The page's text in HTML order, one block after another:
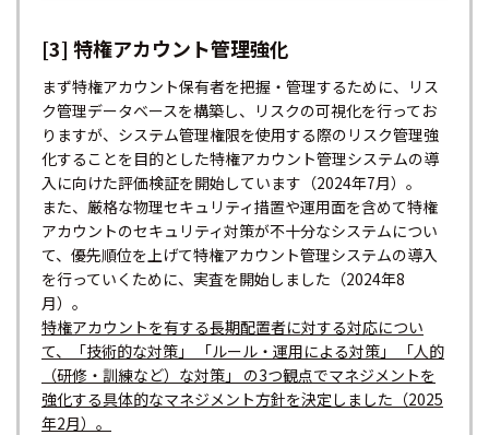
[3] 特権アカウント管理強化
まず特権アカウント保有者を把握・管理するために、リス
ク管理データベースを構築し、リスクの可視化を行ってお
りますが、システム管理権限を使用する際のリスク管理強
化することを目的とした特権アカウント管理システムの導
入に向けた評価検証を開始しています（2024年7月）。
また、厳格な物理セキュリティ措置や運用面を含めて特権
アカウントのセキュリティ対策が不十分なシステムについ
て、優先順位を上げて特権アカウント管理システムの導入
を行っていくために、実査を開始しました（2024年8
月）。
特権アカウントを有する長期配置者に対する対応につい
て、「技術的な対策」 「ルール・運用による対策」 「人的
（研修・訓練など）な対策」 の3つ観点でマネジメントを
強化する具体的なマネジメント方針を決定しました（2025
年2月）。